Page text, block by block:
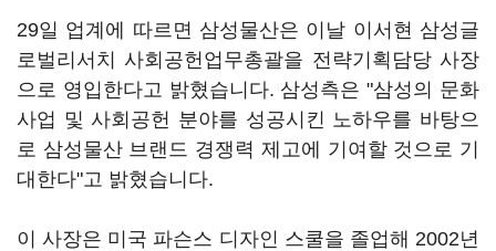
29일 업계에 따르면 삼성물산은 이날 이서현 삼성글
로벌리서치 사회공헌업무총괄을 전략기획담당 사장
으로 영입한다고 밝혔습니다. 삼성측은 "삼성의 문화
사업 및 사회공헌 분야를 성공시킨 노하우를 바탕으
로 삼성물산 브랜드 경쟁력 제고에 기여할 것으로 기
대한다"고 밝혔습니다.
이 사장은 미국 파슨스 디자인 스쿨을 졸업해 2002년